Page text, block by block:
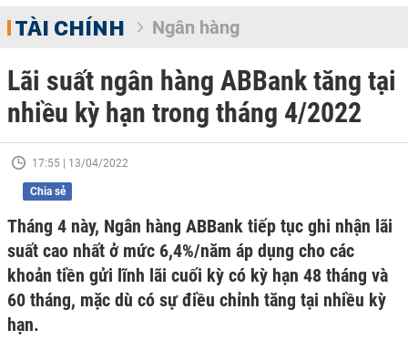
TÀI CHÍNH Ngân hàng
Lãi suất ngân hàng ABBank tăng tại
nhiều kỳ hạn trong tháng 4/2022
17:55 | 13/04/2022
Chia sẻ
Tháng 4 này, Ngân hàng ABBank tiếp tục ghi nhận lãi
suất cao nhất ở mức 6,4%/năm áp dụng cho các
khoản tiền gửi lĩnh lãi cuối kỳ có kỳ hạn 48 tháng và
60 tháng, mặc dù có sự điều chỉnh tăng tại nhiều kỳ
hạn.